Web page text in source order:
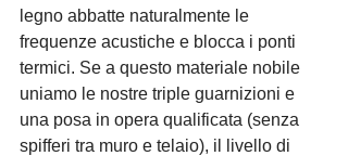
legno abbatte naturalmente le
frequenze acustiche e blocca i ponti
termici. Se a questo materiale nobile
uniamo le nostre triple guarnizioni e
una posa in opera qualificata (senza
spifferi tra muro e telaio), il livello di